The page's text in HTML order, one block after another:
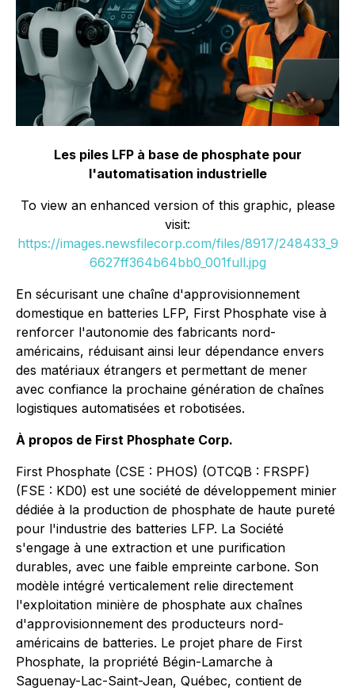
Les piles LFP à base de phosphate pour
l'automatisation industrielle
To view an enhanced version of this graphic, please
visit:
https://images.newsfilecorp.com/files/8917/248433_9
6627ff364b64bb0_001full.jpg
En sécurisant une chaîne d'approvisionnement
domestique en batteries LFP, First Phosphate vise à
renforcer l'autonomie des fabricants nord-
américains, réduisant ainsi leur dépendance envers
des matériaux étrangers et permettant de mener
avec confiance la prochaine génération de chaînes
logistiques automatisées et robotisées.
À propos de First Phosphate Corp.
First Phosphate (CSE : PHOS) (OTCQB : FRSPF)
(FSE : KD0) est une société de développement minier
dédiée à la production de phosphate de haute pureté
pour l'industrie des batteries LFP. La Société
s'engage à une extraction et une purification
durables, avec une faible empreinte carbone. Son
modèle intégré verticalement relie directement
l'exploitation minière de phosphate aux chaînes
d'approvisionnement des producteurs nord-
américains de batteries. Le projet phare de First
Phosphate, la propriété Bégin-Lamarche à
Saguenay-Lac-Saint-Jean, Québec, contient de